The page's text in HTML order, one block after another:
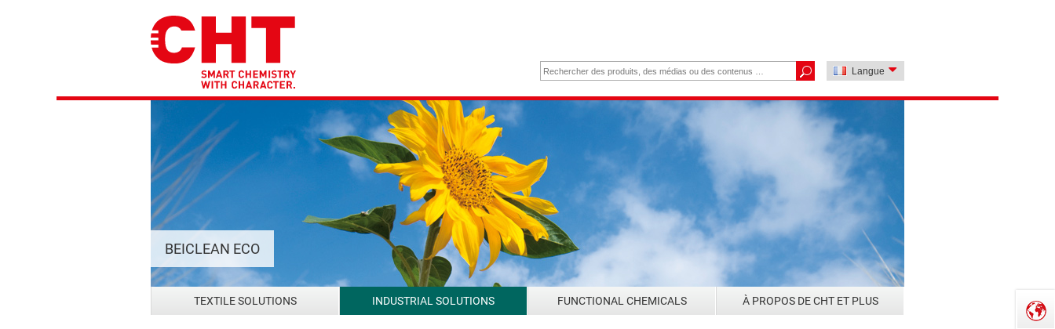
Langue
BEICLEAN ECO
TEXTILE SOLUTIONS INDUSTRIAL SOLUTIONS FUNCTIONAL CHEMICALS À PROPOS DE CHT ET PLUS